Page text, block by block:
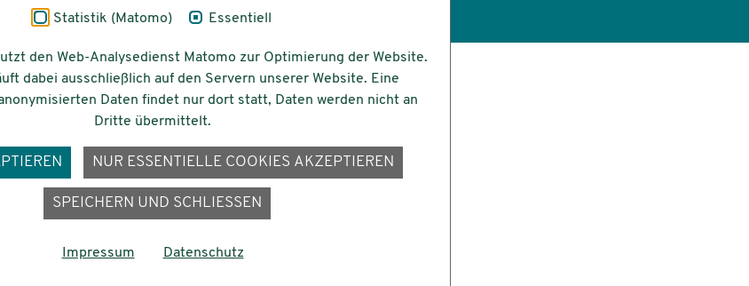
Gefördert vom
Statistik (Matomo) Essentiell
den Web-Analysedienst Matomo zur Optimierung der Website.
dabei ausschließlich auf den Servern unserer Website. Eine
Daten findet nur dort statt, Daten werden nicht an
Dritte übermittelt.
NUR ESSENTIELLE COOKIES AKZEPTIEREN
SPEICHERN UND SCHLIESSEN
Impressum Datenschutz